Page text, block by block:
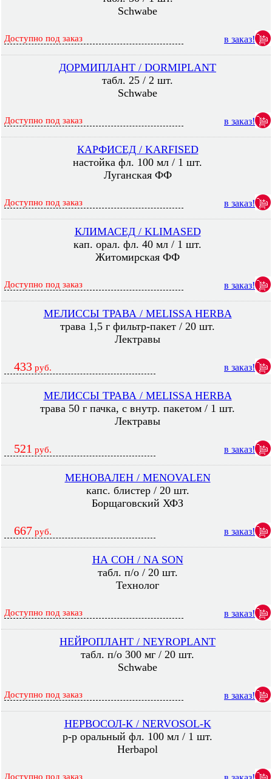
Schwabe
Доступно под заказ в заказ!
ДОРМИПЛАНТ / DORMIPLANT
табл. 25 / 2 шт.
Schwabe
Доступно под заказ в заказ!
КАРФИСЕД / KARFISED
настойка фл. 100 мл / 1 шт.
Луганская ФФ
Доступно под заказ в заказ!
КЛИМАСЕД / KLIMASED
кап. орал. фл. 40 мл / 1 шт.
Житомирская ФФ
Доступно под заказ в заказ!
МЕЛИССЫ ТРАВА / MELISSA HERBA
трава 1,5 г фильтр-пакет / 20 шт.
Лектравы
433 руб. в заказ!
МЕЛИССЫ ТРАВА / MELISSA HERBA
трава 50 г пачка, с внутр. пакетом / 1 шт.
Лектравы
521 руб. в заказ!
МЕНОВАЛЕН / MENOVALEN
капс. блистер / 20 шт.
Борщаговский ХФЗ
667 руб. в заказ!
НА СОН / NA SON
табл. п/о / 20 шт.
Технолог
Доступно под заказ в заказ!
НЕЙРОПЛАНТ / NEYROPLANT
табл. п/о 300 мг / 20 шт.
Schwabe
Доступно под заказ в заказ!
НЕРВОСОЛ-К / NERVOSOL-K
р-р оральный фл. 100 мл / 1 шт.
Herbapol
Доступно под заказ